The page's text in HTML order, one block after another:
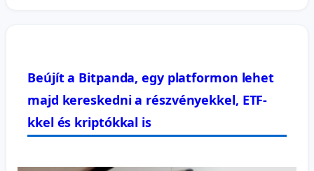
Beújít a Bitpanda, egy platformon lehet
majd kereskedni a részvényekkel, ETF-
kkel és kriptókkal is